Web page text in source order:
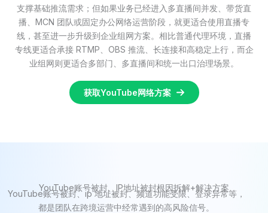
支撑基础推流需求；但如果业务已经进入多直播间并发、带货直
播、MCN 团队或固定办公网络运营阶段，就更适合使用直播专
线，甚至进一步升级到企业组网方案。相比普通代理环境，直播
专线更适合承接 RTMP、OBS 推流、长连接和高稳定上行，而企
业组网则更适合多部门、多直播间和统一出口治理场景。
获取YouTube网络方案
YouTube账号被封、IP地址被封根因拆解+解决方案
YouTube账号被封、ip 地址被封、频道功能受限、登录异常等，
都是团队在跨境运营中经常遇到的高风险信号。